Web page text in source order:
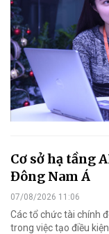
Cơ sở hạ tầng
Đông Nam Á
07/08/2026 11:06
Các tổ chức tài chính
trong việc tạo điều